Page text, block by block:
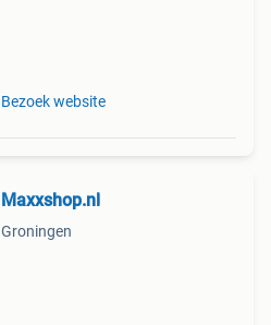
Bezoek website
Maxxshop.nl
Groningen